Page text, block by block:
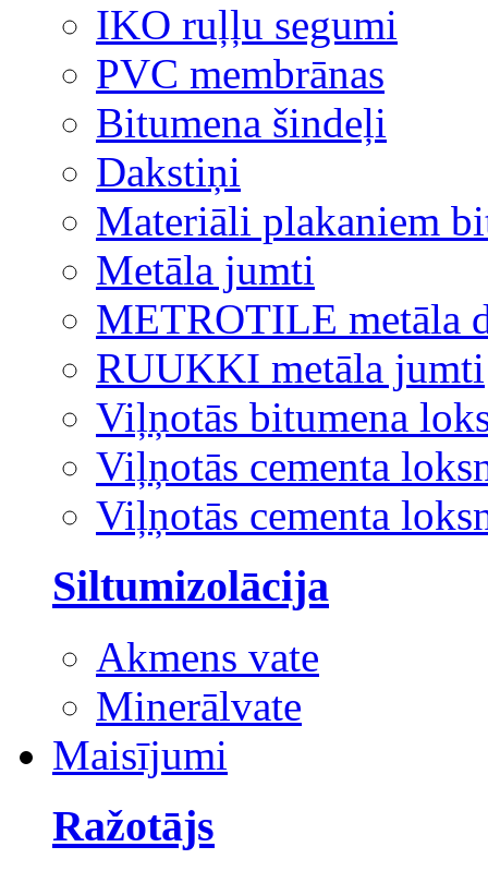
IKO ruļļu segumi
PVC membrānas
Bitumena šindeļi
Dakstiņi
Materiāli plakaniem
Metāla jumti
METROTILE metāla
RUUKKI metāla jumti
Viļņotās bitumena
Viļņotās cementa
Viļņotās cementa
Siltumizolācija
Akmens vate
Minerālvate
Maisījumi
Ražotājs